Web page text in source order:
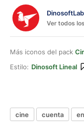
Ver todos
Más iconos del pack
Estilo: Dinosoft Lineal
cine cuenta